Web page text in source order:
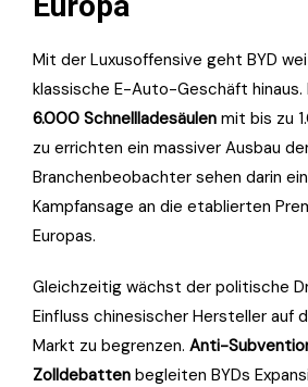
Mit der Luxusoffensive geht BYD
klassische E-Auto-Geschäft hinaus.
6.000 Schnellladesäulen mit bis zu
zu errichten ein massiver Ausbau
Branchenbeobachter sehen darin
Kampfansage an die etablierten
Europas.
Gleichzeitig wächst der politische
Einfluss chinesischer Hersteller auf
Markt zu begrenzen. Anti-
Zolldebatten begleiten BYDs